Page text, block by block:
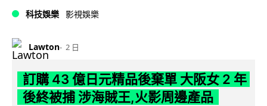
科技娛樂 影視娛樂
Lawton 2 日
訂購 43 億日元精品後棄單 大阪女 2 年
後終被捕 涉海賊王,火影周邊產品